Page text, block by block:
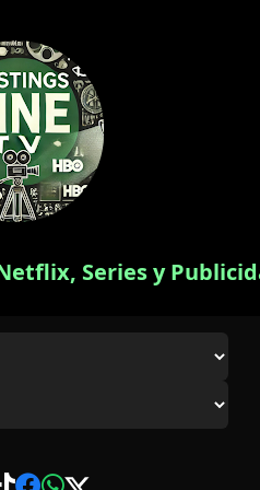
Series y